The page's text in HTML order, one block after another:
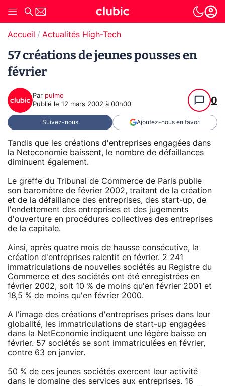
Accueil Actualités High-Tech
57 créations de jeunes pousses en
février
Par pulmo
Publié le 12 mars 2002 à 00h00 0
Suivez-nous Ajoutez-nous en favori
Tandis que les créations d'entreprises engagées dans
la Neteconomie baissent, le nombre de défaillances
diminuent également.
Le greffe du Tribunal de Commerce de Paris publie
son baromètre de février 2002, traitant de la création
et de la défaillance des entreprises, des start-up, de
l'endettement des entreprises et des jugements
d'ouverture en procédures collectives des entreprises
de la capitale.
Ainsi, après quatre mois de hausse consécutive, la
création d'entreprises ralentit en février. 2 241
immatriculations de nouvelles sociétés au Registre du
Commerce et des sociétés ont été enregistrées en
février 2002, soit 10 % de moins qu'en février 2001 et
18,5 % de moins qu'en février 2000.
A l'image des créations d'entreprises prises dans leur
globalité, les immatriculations de start-up engagées
dans la NetEconomie indiquent une légère baisse en
février. 57 sociétés se sont immatriculées en février,
contre 63 en janvier.
50 % de ces jeunes sociétés exercent leur activité
dans le domaine des services aux entreprises. 16